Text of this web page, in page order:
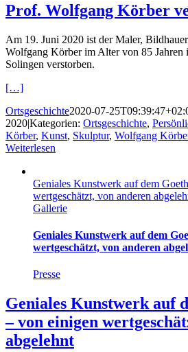
Prof. Wolfgang Körber
Am 19. Juni 2020 ist der Maler,
Wolfgang Körber im Alter von 85 Jahren
Solingen verstorben.
[…]
Ortsgeschichte2020-07-
2020|Kategorien: Ortsgeschichte,
Körber, Kunst, Skulptur, Wolfgang
Weiterlesen
Geniales Kunstwerk auf dem
wertgeschätzt, von anderen
Gallerie
Geniales Kunstwerk auf dem
wertgeschätzt, von anderen
Presse
Geniales Kunstwerk auf
– von einigen
abgelehnt